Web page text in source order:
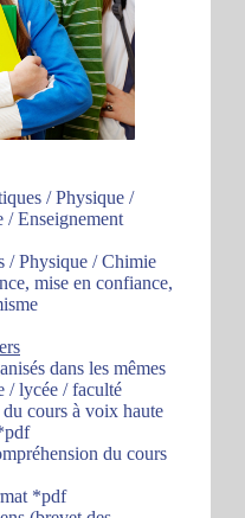
/ Physique /
Enseignement
/ Physique / Chimie
mise en confiance,
dans les mêmes
/ lycée / faculté
cours à voix haute
du cours
*pdf